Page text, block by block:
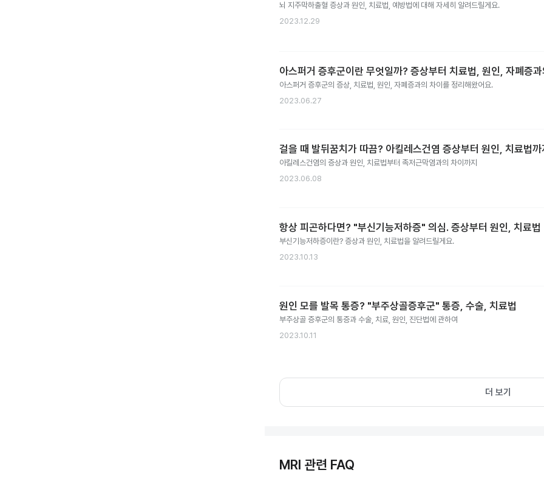
뇌 지주막하출혈 증상과 원인, 치료법, 예방법에 대해 자세히 알려드릴게요.
2023.12.29
아스퍼거 증후군이란 무엇일까? 증상부터 치료법, 원인, 자폐증과
아스퍼거 증후군의 증상, 치료법, 원인, 자폐증과의 차이를 정리해왔어요.
2023.06.27
걸을 때 발뒤꿈치가 따끔? 아킬레스건염 증상부터 원인, 치료법까
아킬레스건염의 증상과 원인, 치료법부터 족저근막염과의 차이까지
2023.06.08
항상 피곤하다면? "부신기능저하증" 의심. 증상부터 원인, 치료법
부신기능저하증이란? 증상과 원인, 치료법을 알려드릴게요.
2023.10.13
원인 모를 발목 통증? "부주상골증후군" 통증, 수술, 치료법
부주상골 증후군의 통증과 수술, 치료, 원인, 진단법에 관하여
2023.10.11
더 보기
MRI 관련 FAQ